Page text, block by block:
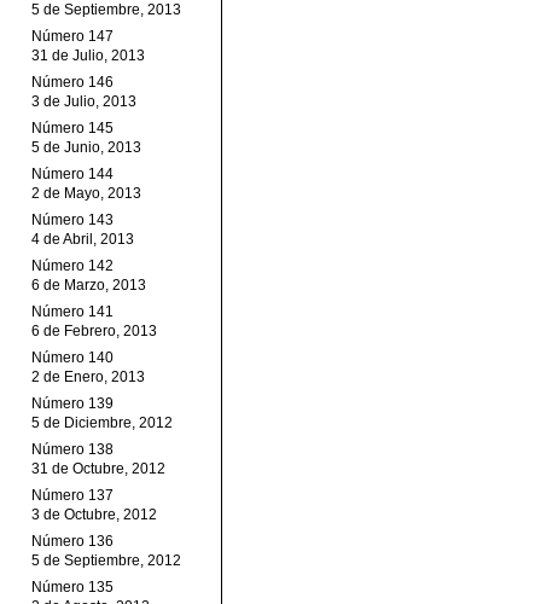
5 de Septiembre, 2013
Número 147
31 de Julio, 2013
Número 146
3 de Julio, 2013
Número 145
5 de Junio, 2013
Número 144
2 de Mayo, 2013
Número 143
4 de Abril, 2013
Número 142
6 de Marzo, 2013
Número 141
6 de Febrero, 2013
Número 140
2 de Enero, 2013
Número 139
5 de Diciembre, 2012
Número 138
31 de Octubre, 2012
Número 137
3 de Octubre, 2012
Número 136
5 de Septiembre, 2012
Número 135